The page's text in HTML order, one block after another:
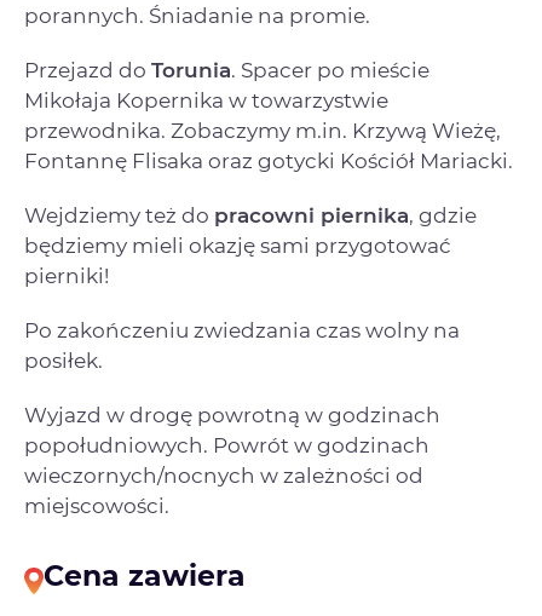
porannych. Śniadanie na promie.
Przejazd do Torunia. Spacer po mieście
Mikołaja Kopernika w towarzystwie
przewodnika. Zobaczymy m.in. Krzywą Wieżę,
Fontannę Flisaka oraz gotycki Kościół Mariacki.
Wejdziemy też do pracowni piernika, gdzie
będziemy mieli okazję sami przygotować
pierniki!
Po zakończeniu zwiedzania czas wolny na
posiłek.
Wyjazd w drogę powrotną w godzinach
popołudniowych. Powrót w godzinach
wieczornych/nocnych w zależności od
miejscowości.
Cena zawiera